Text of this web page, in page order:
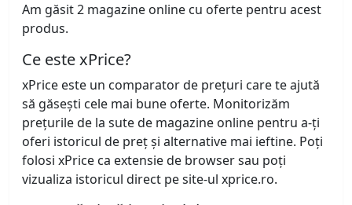
Am găsit 2 magazine online cu oferte pentru acest
produs.
Ce este xPrice?
xPrice este un comparator de prețuri care te ajută
să găsești cele mai bune oferte. Monitorizăm
prețurile de la sute de magazine online pentru a-ți
oferi istoricul de preț și alternative mai ieftine. Poți
folosi xPrice ca extensie de browser sau poți
vizualiza istoricul direct pe site-ul xprice.ro.